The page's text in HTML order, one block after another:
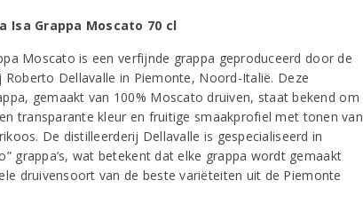
Isa Grappa Moscato 70 cl
Moscato is een verfijnde grappa geproduceerd door de
Roberto Dellavalle in Piemonte, Noord-Italië. Deze
gemaakt van 100% Moscato druiven, staat bekend om
transparante kleur en fruitige smaakprofiel met tonen van
De distilleerderij Dellavalle is gespecialiseerd in
grappa’s, wat betekent dat elke grappa wordt gemaakt
druivensoort van de beste variëteiten uit de Piemonte